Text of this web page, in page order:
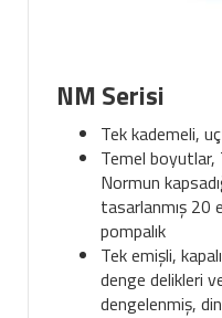
NM Serisi
Tek kademeli,
Temel boyutlar,
Normun
tasarlanmış 20
pompalık
Tek emişli,
denge delikleri
dengelenmiş,